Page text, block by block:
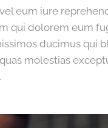
eum iure
qui dolorem eum
ducimus qui
molestias